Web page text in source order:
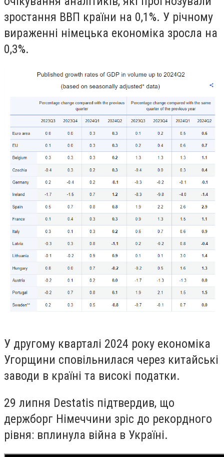
зростання ВВП країни на 0,1%. У річному
вираженні німецька економіка зросла на
0,3%.
У другому кварталі 2024 року економіка
Угорщини сповільнилася через китайські
заводи в країні та високі податки.
29 липня Destatis підтвердив, що
держборг Німеччини зріс до рекордного
рівня: вплинула війна в Україні.